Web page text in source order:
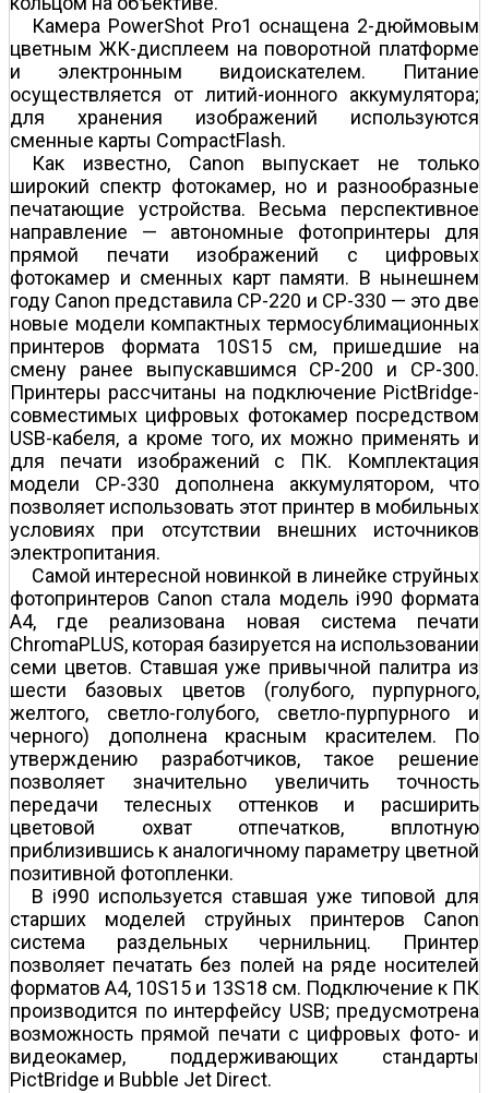
Камера PowerShot Pro1 оснащена 2-дюймовым
цветным ЖК-дисплеем на поворотной платформе
и электронным видоискателем. Питание
осуществляется от литий-ионного аккумулятора;
для хранения изображений используются
сменные карты CompactFlash.
Как известно, Canon выпускает не только
широкий спектр фотокамер, но и разнообразные
печатающие устройства. Весьма перспективное
направление — автономные фотопринтеры для
прямой печати изображений с цифровых
фотокамер и сменных карт памяти. В нынешнем
году Canon представила CP-220 и CP-330 — это две
новые модели компактных термосублимационных
принтеров формата 10Ѕ15 см, пришедшие на
смену ранее выпускавшимся CP-200 и CP-300.
Принтеры рассчитаны на подключение PictBridge-
совместимых цифровых фотокамер посредством
USB-кабеля, а кроме того, их можно применять и
для печати изображений с ПК. Комплектация
модели CP-330 дополнена аккумулятором, что
позволяет использовать этот принтер в мобильных
условиях при отсутствии внешних источников
электропитания.
Самой интересной новинкой в линейке струйных
фотопринтеров Canon стала модель i990 формата
А4, где реализована новая система печати
ChromaPLUS, которая базируется на использовании
семи цветов. Ставшая уже привычной палитра из
шести базовых цветов (голубого, пурпурного,
желтого, светло-голубого, светло-пурпурного и
черного) дополнена красным красителем. По
утверждению разработчиков, такое решение
позволяет значительно увеличить точность
передачи телесных оттенков и расширить
цветовой охват отпечатков, вплотную
приблизившись к аналогичному параметру цветной
позитивной фотопленки.
В i990 используется ставшая уже типовой для
старших моделей струйных принтеров Canon
система раздельных чернильниц. Принтер
позволяет печатать без полей на ряде носителей
форматов А4, 10Ѕ15 и 13Ѕ18 см. Подключение к ПК
производится по интерфейсу USB; предусмотрена
возможность прямой печати с цифровых фото- и
видеокамер, поддерживающих стандарты
PictBridge и Bubble Jet Direct.